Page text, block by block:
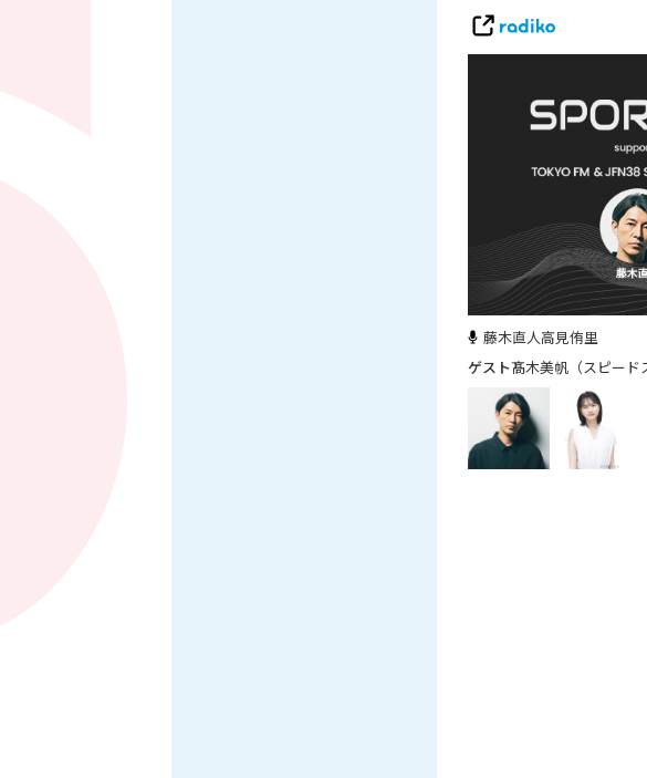
藤木直人高見侑里
髙木美帆（スピード